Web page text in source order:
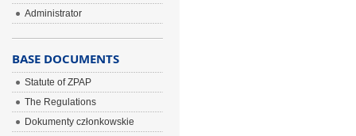
Administrator
BASE DOCUMENTS
Statute of ZPAP
The Regulations
Dokumenty członkowskie